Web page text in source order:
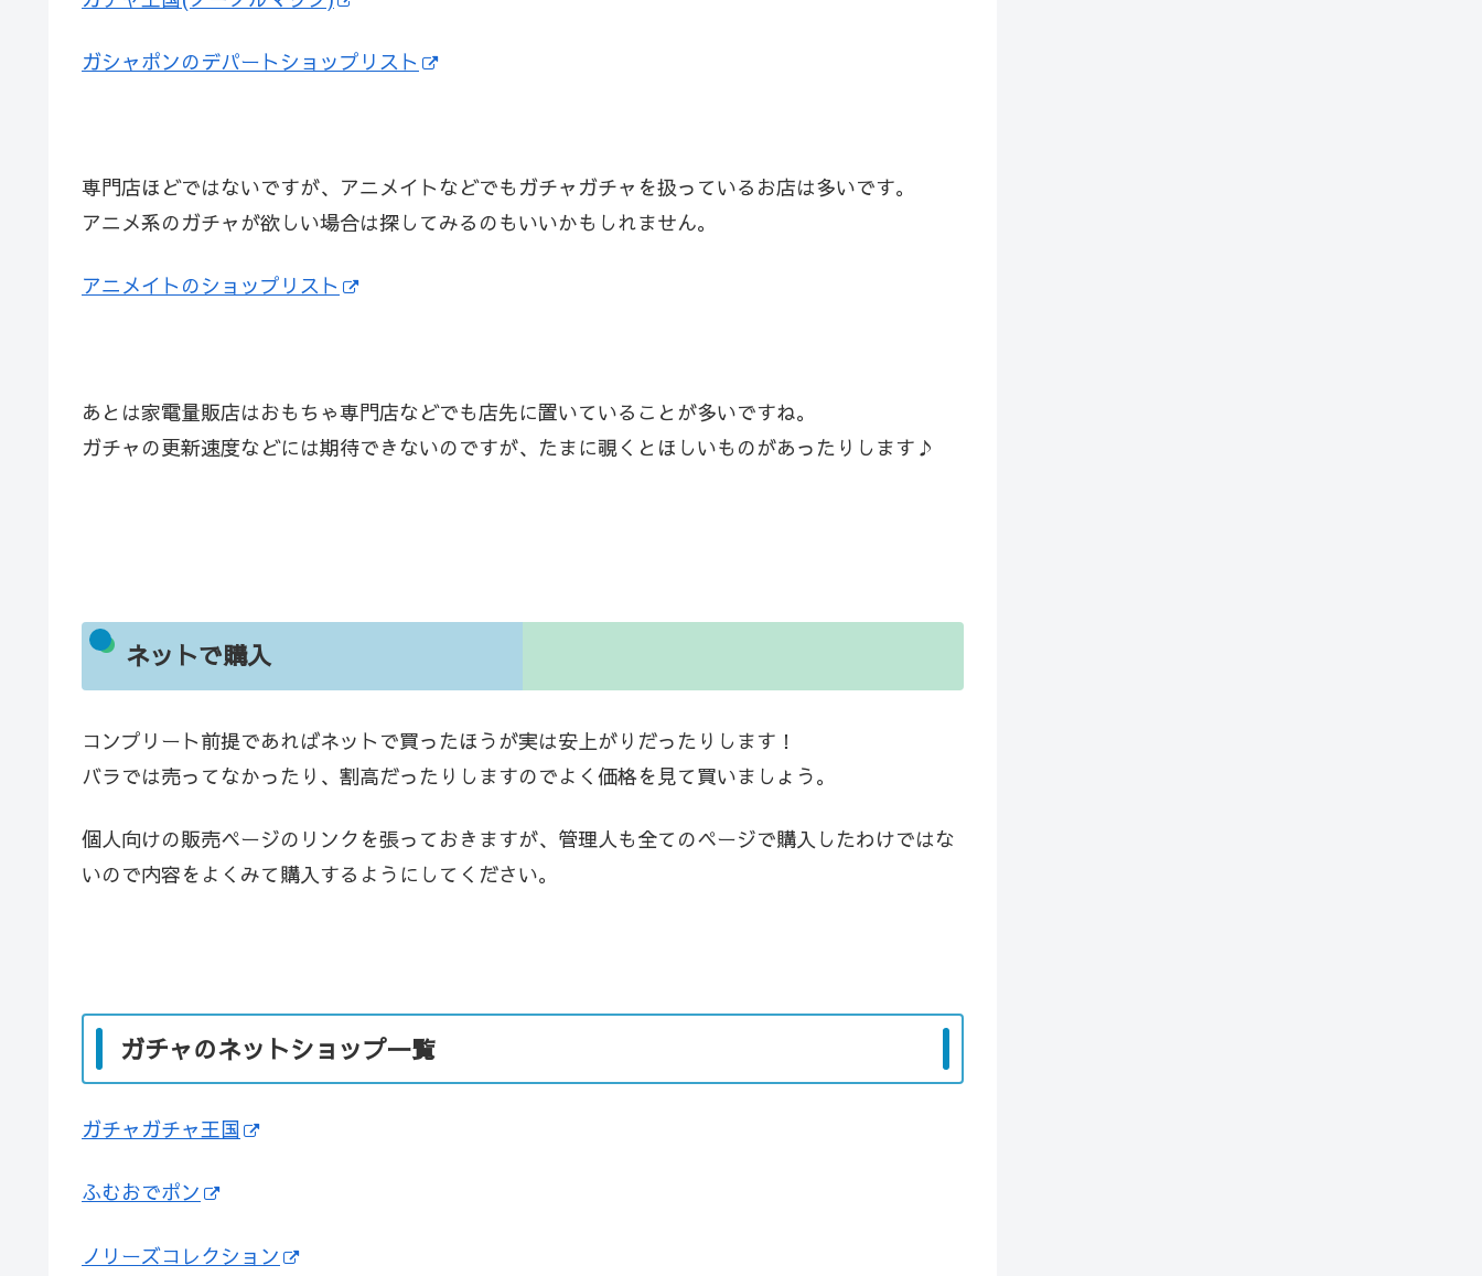
ガシャポンのデパートショップリスト
専門店ほどではないですが、アニメイトなどでもガチャガチャを扱っているお店は多いです。
アニメ系のガチャが欲しい場合は探してみるのもいいかもしれません。
アニメイトのショップリスト
あとは家電量販店はおもちゃ専門店などでも店先に置いていることが多いですね。
ガチャの更新速度などには期待できないのですが、たまに覗くとほしいものがあったりします♪
ネットで購入
コンプリート前提であればネットで買ったほうが実は安上がりだったりします！
バラでは売ってなかったり、割高だったりしますのでよく価格を見て買いましょう。
個人向けの販売ページのリンクを張っておきますが、管理人も全てのページで購入したわけではな
いので内容をよくみて購入するようにしてください。
ガチャのネットショップ一覧
ガチャガチャ王国
ふむおでポン
ノリーズコレクション